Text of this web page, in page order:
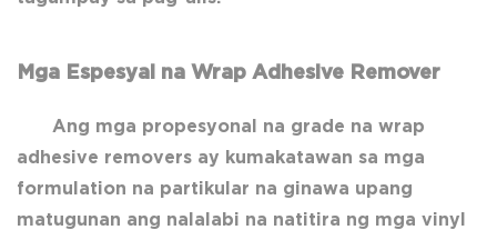
Mga Espesyal na Wrap Adhesive Remover
Ang mga propesyonal na grade na wrap
adhesive removers ay kumakatawan sa mga
formulation na partikular na ginawa upang
matugunan ang nalalabi na natitira ng mga vinyl